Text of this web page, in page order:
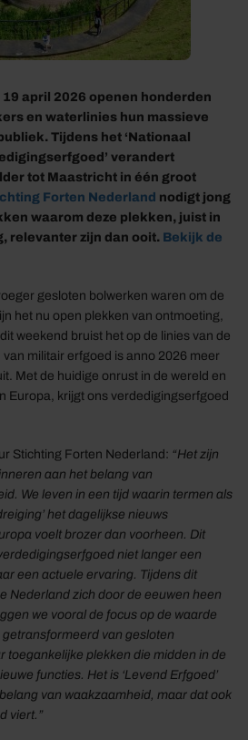
april 2026 openen honderden
en waterlinies hun massieve
Tijdens het ‘Nationaal
verandert
tot Maastricht in één groot
Forten Nederland nodigt jong
waarom deze plekken, juist in
relevanter zijn dan ooit. Bekijk de
gesloten bolwerken waren om de
het nu open plekken van ontmoeting,
weekend bruist het op de linies van de
militair erfgoed is anno 2026 meer
Met de huidige onrust in de wereld en
Europa, krijgt ons verdedigingserfgoed
Stichting Forten Nederland: “Het zijn
aan het belang van
We leven in een tijd waarin termen als
het dagelijkse nieuws
voelt brozer dan voorheen. Dit
niet langer een
een actuele ervaring. Tijdens dit
Nederland zich door de eeuwen heen
we vooral de focus op de waarde
van gesloten
toegankelijke plekken die midden in de
functies. Het is ‘Levend Erfgoed’
van waakzaamheid, maar dat ook
viert.”